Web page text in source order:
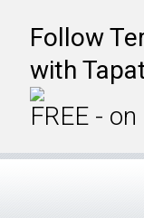
Follow
with
FREE -